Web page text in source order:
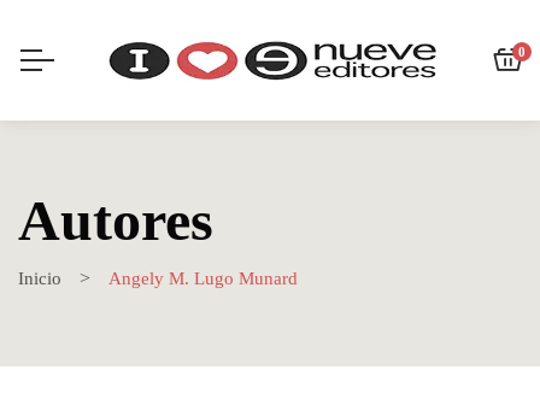
0
Autores
Inicio Angely M. Lugo Munard